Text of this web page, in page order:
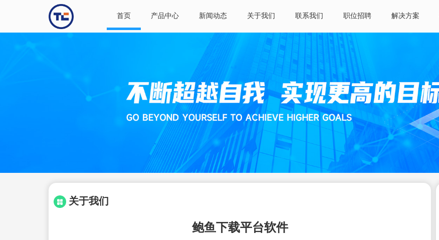
首页 产品中心 新闻动态 关于我们 联系我们 职位招聘 解决方案
关于我们
鲍鱼下载平台软件